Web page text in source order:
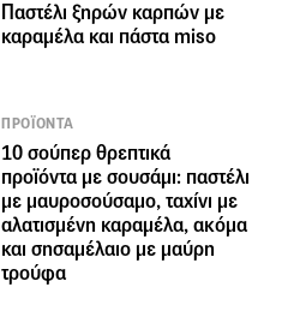
Παστέλι ξηρών καρπών με
καραμέλα και πάστα miso
ΠΡΟΪΟΝΤΑ
10 σούπερ θρεπτικά
προϊόντα με σουσάμι: παστέλι
με μαυροσούσαμο, ταχίνι με
αλατισμένη καραμέλα, ακόμα
και σησαμέλαιο με μαύρη
τρούφα